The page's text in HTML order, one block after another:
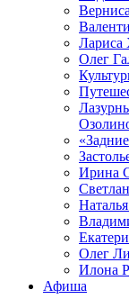
Лариса
Олег
Ирина
Олег
Илона
Афиша